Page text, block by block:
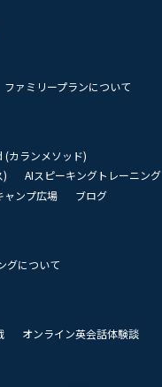
ファミリープランについて
カランメソッド)
)
AIスピーキングトレーニング
ャンプ広場
ブログ
グについて
オンライン英会話体験談